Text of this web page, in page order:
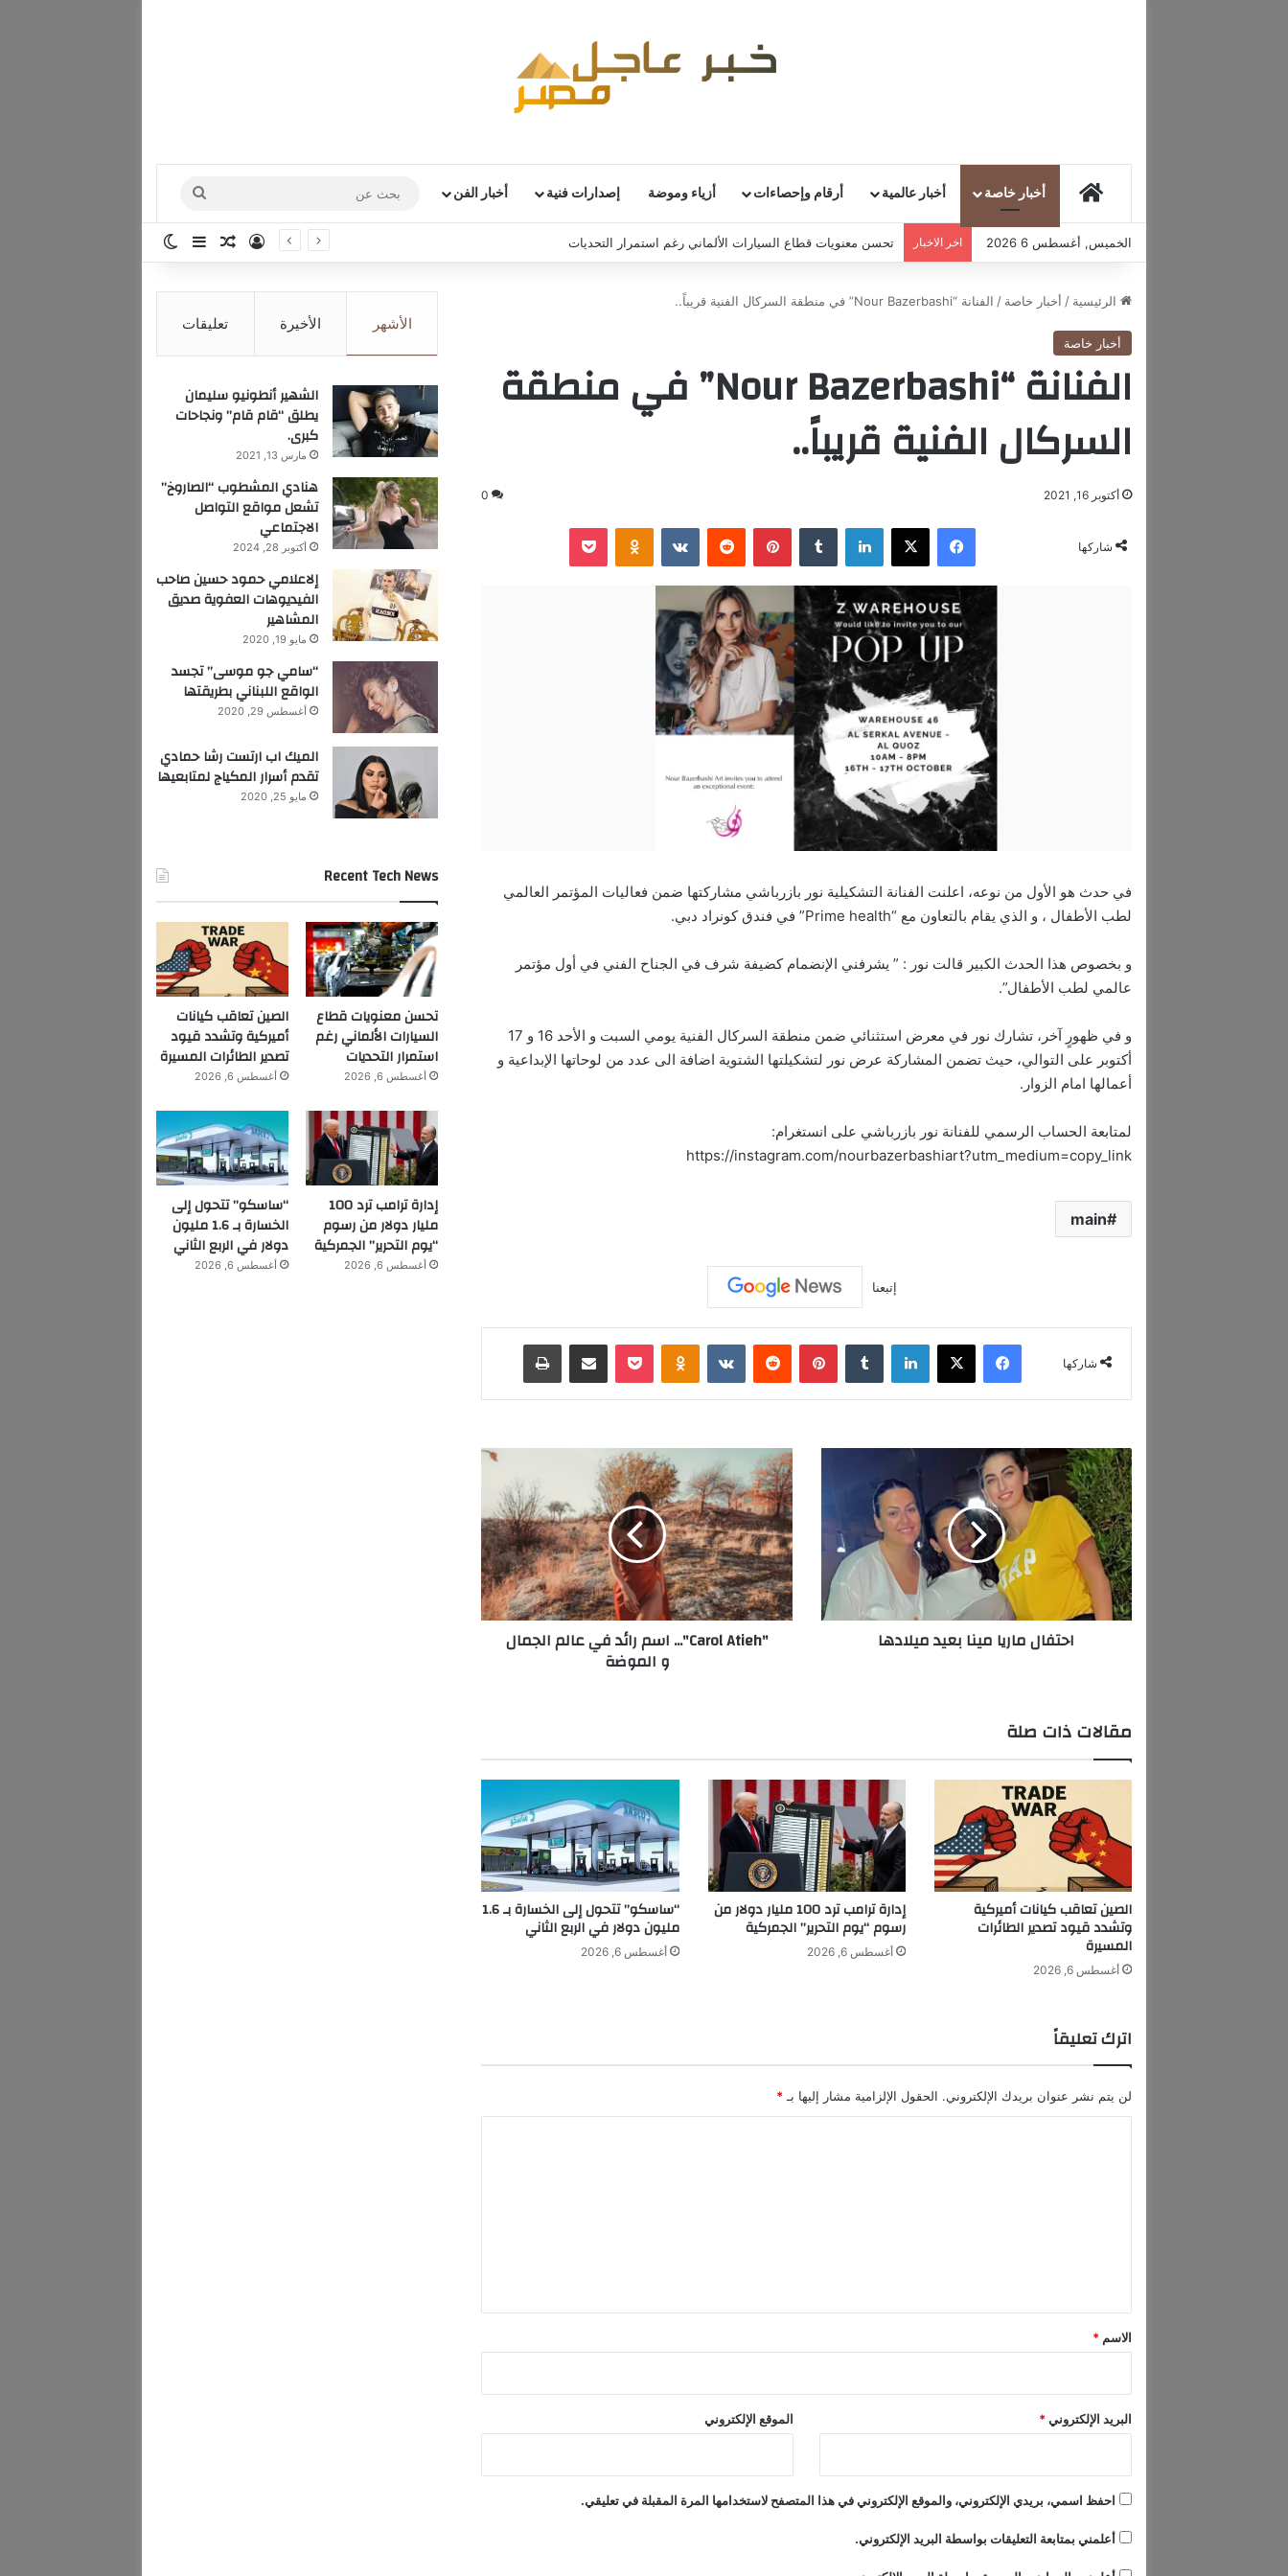
أخبار خاصة أخبار عالمية أرقام وإحصاءات أزياء وموضة إصدارات فنية أخبار الفن
عن
الخميس, أغسطس 6 2026 اخر الاخبار تحسن معنويات قطاع السيارات الألماني رغم استمرار التحديات تسجيل الدخول
مقال عشوائي
إضافة عمود جانبي
الرئيسية / أخبار خاصة / الفنانة “Nour Bazerbashi” في منطقة السركال الفنية قريباً..
أخبار خاصة
الفنانة “Nour Bazerbashi” في منطقة
السركال الفنية قريباً..
أكتوبر 16, 2021 0
شاركها
فيسبوك ‫X لينكدإن ‏Tumblr بينتيريست ‏Reddit
‏VKontakte
Odnoklassniki
‫Pocket
في حدث هو الأول من نوعه، اعلنت الفنانة التشكيلية نور بازرباشي مشاركتها ضمن فعاليات المؤتمر العالمي
لطب الأطفال ، و الذي يقام بالتعاون مع “Prime health” في فندق كونراد دبي.
و بخصوص هذا الحدث الكبير قالت نور : ” يشرفني الإنضمام كضيفة شرف في الجناح الفني في أول مؤتمر
عالمي لطب الأطفال”.
و في ظهورٍ آخر، تشارك نور في معرض استثنائي ضمن منطقة السركال الفنية يومي السبت و الأحد 16 و 17
أكتوبر على التوالي، حيث تضمن المشاركة عرض نور لتشكيلتها الشتوية اضافة الى عدد من لوحاتها الإبداعية و
أعمالها امام الزوار.
لمتابعة الحساب الرسمي للفنانة نور بازرباشي على انستغرام:
https://instagram.com/nourbazerbashiart?utm_medium=copy_link
main
إتبعنا
شاركها
فيسبوك ‫X لينكدإن ‏Tumblr بينتيريست ‏Reddit
‏VKontakte
Odnoklassniki
‫Pocket مشاركة عبر البريد طباعة
ا
ح
ت
ف
ا
ل
م
ا
ر
ا
ب
ع
م
ا
د
ه
ا
احتفال ماريا مينا بعيد ميلادها
"
C
a
r
o
l
A
t
i
ا
س
م
ر
ا
ي
ج
ا
ل
"Carol Atieh"... اسم رائد في عالم الجمال
و الموضة
مقالات ذات صلة
الصين تعاقب كيانات أميركية
وتشدد قيود تصدير الطائرات
المسيرة
أغسطس 6, 2026
إدارة ترامب ترد 100 مليار دولار من
رسوم “يوم التحرير” الجمركية
أغسطس 6, 2026
“ساسكو” تتحول إلى الخسارة بـ 1.6
مليون دولار في الربع الثاني
أغسطس 6, 2026
اترك تعليقاً
لن يتم نشر عنوان بريدك الإلكتروني. الحقول الإلزامية مشار إليها بـ *
*
الاسم *
البريد الإلكتروني* الموقع الإلكتروني
احفظ اسمي، بريدي الإلكتروني، والموقع الإلكتروني في هذا المتصفح لاستخدامها المرة المقبلة في تعليقي.
أعلمني بمتابعة التعليقات بواسطة البريد الإلكتروني.
الأشهر الأخيرة تعليقات
الشهير أنطونيو سليمان
يطلق “قام قام” ونجاحات
كبرى.
مارس 13, 2021
هنادي المشطوب “الصاروخ”
تشعل مواقع التواصل
الاجتماعي
أكتوبر 28, 2024
إلاعلامي حمود حسين صاحب
الفيديوهات العفوية صديق
المشاهير
مايو 19, 2020
“سامي جو موسى” تجسد
الواقع اللبناني بطريقتها
أغسطس 29, 2020
الميك اب ارتست رشا حمادي
تقدم أسرار المكياج لمتابعيها
مايو 25, 2020
Recent Tech News
تحسن معنويات قطاع
السيارات الألماني رغم
استمرار التحديات
أغسطس 6, 2026
الصين تعاقب كيانات
أميركية وتشدد قيود
تصدير الطائرات المسيرة
أغسطس 6, 2026
إدارة ترامب ترد 100
مليار دولار من رسوم
“يوم التحرير” الجمركية
أغسطس 6, 2026
“ساسكو” تتحول إلى
الخسارة بـ 1.6 مليون
دولار في الربع الثاني
أغسطس 6, 2026